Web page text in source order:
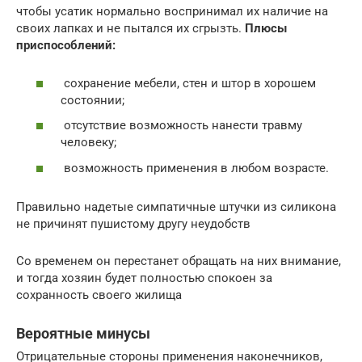
чтобы усатик нормально воспринимал их наличие на
своих лапках и не пытался их сгрызть. Плюсы
приспособлений:
сохранение мебели, стен и штор в хорошем
состоянии;
отсутствие возможность нанести травму
человеку;
возможность применения в любом возрасте.
Правильно надетые симпатичные штучки из силикона
не причинят пушистому другу неудобств
Со временем он перестанет обращать на них внимание,
и тогда хозяин будет полностью спокоен за
сохранность своего жилища
Вероятные минусы
Отрицательные стороны применения наконечников,